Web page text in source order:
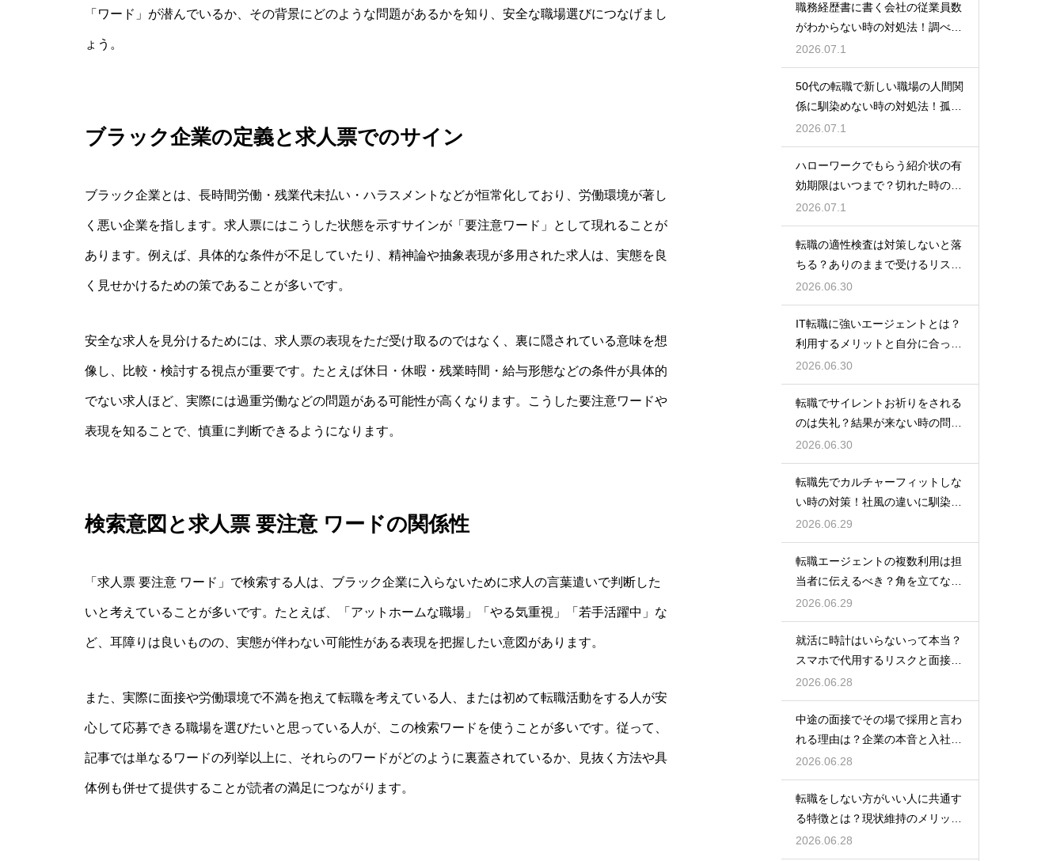
「ワード」が潜んでいるか、その背景にどのような問題があるかを知り、安全な職場選びにつなげまし
ょう。
ブラック企業の定義と求人票でのサイン
ブラック企業とは、長時間労働・残業代未払い・ハラスメントなどが恒常化しており、労働環境が著し
く悪い企業を指します。求人票にはこうした状態を示すサインが「要注意ワード」として現れることが
あります。例えば、具体的な条件が不足していたり、精神論や抽象表現が多用された求人は、実態を良
く見せかけるための策であることが多いです。
安全な求人を見分けるためには、求人票の表現をただ受け取るのではなく、裏に隠されている意味を想
像し、比較・検討する視点が重要です。たとえば休日・休暇・残業時間・給与形態などの条件が具体的
でない求人ほど、実際には過重労働などの問題がある可能性が高くなります。こうした要注意ワードや
表現を知ることで、慎重に判断できるようになります。
検索意図と求人票 要注意 ワードの関係性
「求人票 要注意 ワード」で検索する人は、ブラック企業に入らないために求人の言葉遣いで判断した
いと考えていることが多いです。たとえば、「アットホームな職場」「やる気重視」「若手活躍中」な
ど、耳障りは良いものの、実態が伴わない可能性がある表現を把握したい意図があります。
また、実際に面接や労働環境で不満を抱えて転職を考えている人、または初めて転職活動をする人が安
心して応募できる職場を選びたいと思っている人が、この検索ワードを使うことが多いです。従って、
記事では単なるワードの列挙以上に、それらのワードがどのように裏蓋されているか、見抜く方法や具
体例も併せて提供することが読者の満足につながります。
職務経歴書に書く会社の従業員数
がわからない時の対処法！調べ方
や正しい書き方
2026.07.1
50代の転職で新しい職場の人間関
係に馴染めない時の対処法！孤立
を防ぐためのコツ
2026.07.1
ハローワークでもらう紹介状の有
効期限はいつまで？切れた時の再
発行や対処法
2026.07.1
転職の適性検査は対策しないと落
ちる？ありのままで受けるリスク
と最低限の準備
2026.06.30
IT転職に強いエージェントとは？
利用するメリットと自分に合った
サービスの選び方
2026.06.30
転職でサイレントお祈りをされる
のは失礼？結果が来ない時の問い
合わせ方法と心構え
2026.06.30
転職先でカルチャーフィットしな
い時の対策！社風の違いに馴染ん
でいくためのコツ
2026.06.29
転職エージェントの複数利用は担
当者に伝えるべき？角を立てない
上手な伝え方
2026.06.29
就活に時計はいらないって本当？
スマホで代用するリスクと面接官
に与える印象
2026.06.28
中途の面接でその場で採用と言わ
れる理由は？企業の本音と入社を
決める前の注意点
2026.06.28
転職をしない方がいい人に共通す
る特徴とは？現状維持のメリット
と後悔を防ぐ考え方
2026.06.28